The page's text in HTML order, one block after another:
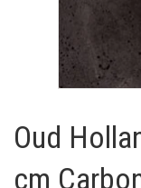
Oud
cm